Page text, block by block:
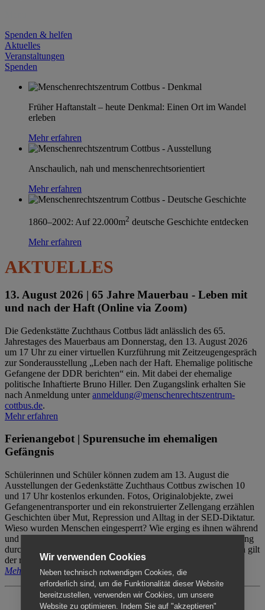
Spenden & helfen
Aktuelles
Veranstaltungen
Spenden
Früher Haftanstalt – heute Denkmal: Einen Ort im Wandel
erleben
Mehr erfahren
Anschaulich, nah und menschenrechtsorientiert
Mehr erfahren
1860–2002: Auf 22.000m2 deutsche Geschichte entdecken
Mehr erfahren
AKTUELLES
13. August 2026 | 65 Jahre Mauerbau - Leben mit
und nach der Haft (Online via Zoom)
Die Gedenkstätte Zuchthaus Cottbus lädt anlässlich des 65.
Jahrestages des Mauerbaus am Donnerstag, den 13. August 2026
um 17 Uhr zu einer virtuellen Kurzführung mit Zeitzeugengespräch
zur Sonderausstellung „Leben nach der Haft. Ehemalige politische
Gefangene der DDR berichten“ ein. Mit dabei der ehemalige
politische Inhaftierte Bruno Hiller. Den Zugangslink erhalten Sie
nach Anmeldung unteranmeldung@menschenrechtszentrum-
cottbus.de.
Mehr erfahren
Ferienangebot | Spurensuche im ehemaligen
Gefängnis
Schülerinnen und Schüler können zudem am 13. August die
Ausstellungen der Gedenkstätte Zuchthaus Cottbus zwischen 10
und 17 Uhr kostenlos erkunden. Fotos, Originalobjekte, zwei
Gefangenentransporter und ein rekonstruierter Zellengang erzählen
Geschichten über Mut, Repression und Alltag in der SED-Diktatur.
Wieso wurden Menschen eingesperrt? Wie erging es ihnen während
und nach der Haft? Der Besuch erfolgt individuell ohne Betreuung
durch das Menschenrechtszentrum Cottbus. Für Begleitpersonen gilt
der reguläre Eintritt (8€ / ermäßigt 5€).
Mehr erfahren
Wir verwenden Cookies
Neben technisch notwendigen Cookies, die
erforderlich sind, um die Funktionalität dieser Website
bereitzustellen, verwenden wir Cookies, um unsere
Website zu optimieren. Indem Sie auf "akzeptieren"